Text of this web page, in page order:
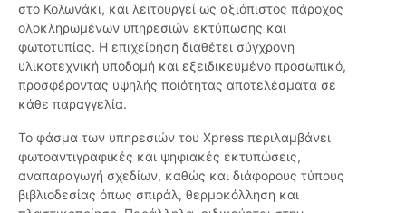
στο Κολωνάκι, και λειτουργεί ως αξιόπιστος πάροχος
ολοκληρωμένων υπηρεσιών εκτύπωσης και
φωτοτυπίας. Η επιχείρηση διαθέτει σύγχρονη
υλικοτεχνική υποδομή και εξειδικευμένο προσωπικό,
προσφέροντας υψηλής ποιότητας αποτελέσματα σε
κάθε παραγγελία.
Το φάσμα των υπηρεσιών του Xpress περιλαμβάνει
φωτοαντιγραφικές και ψηφιακές εκτυπώσεις,
αναπαραγωγή σχεδίων, καθώς και διάφορους τύπους
βιβλιοδεσίας όπως σπιράλ, θερμοκόλληση και